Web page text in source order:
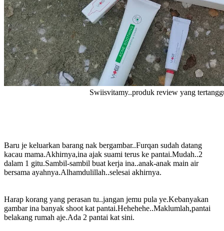
Swiisvitamy..produk review yang
Baru je keluarkan barang nak bergambar..Furqan sudah datang
kacau mama.Akhirnya,ina ajak suami terus ke pantai.Mudah..2
dalam 1 gitu.Sambil-sambil buat kerja ina..anak-anak main air
bersama ayahnya.Alhamdulillah..selesai akhirnya.
Harap korang yang perasan tu..jangan jemu pula ye.Kebanyakan
gambar ina banyak shoot kat pantai.Hehehehe..Maklumlah,pantai
belakang rumah aje.Ada 2 pantai kat sini.